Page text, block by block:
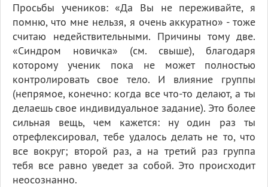
Просьбы учеников: «Да Вы не переживайте, я
помню, что мне нельзя, я очень аккуратно» - тоже
считаю недействительными. Причины тому две.
«Синдром новичка» (см. свыше), благодаря
которому ученик пока не может полностью
контролировать свое тело. И влияние группы
(непрямое, конечно: когда все что-то делают, а ты
делаешь свое индивидуальное задание). Это более
сильная вещь, чем кажется: ну один раз ты
отрефлексировал, тебе удалось делать не то, что
все вокруг; второй раз, а на третий раз группа
тебя все равно уведет за собой. Это происходит
неосознанно.